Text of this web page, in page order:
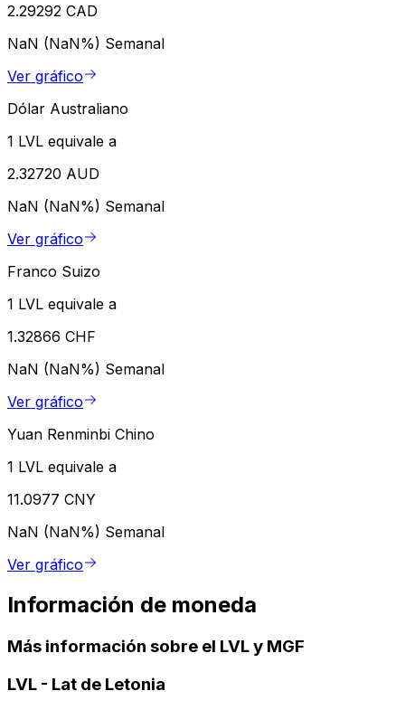
2.29292 CAD
NaN (NaN%) Semanal
Ver gráfico
Dólar Australiano
1 LVL equivale a
2.32720 AUD
NaN (NaN%) Semanal
Ver gráfico
Franco Suizo
1 LVL equivale a
1.32866 CHF
NaN (NaN%) Semanal
Ver gráfico
Yuan Renminbi Chino
1 LVL equivale a
11.0977 CNY
NaN (NaN%) Semanal
Ver gráfico
Información de moneda
Más información sobre el LVL y MGF
LVL - Lat de Letonia